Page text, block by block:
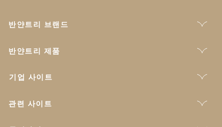
반얀트리 브랜드
반얀트리 제품
기업 사이트
관련 사이트